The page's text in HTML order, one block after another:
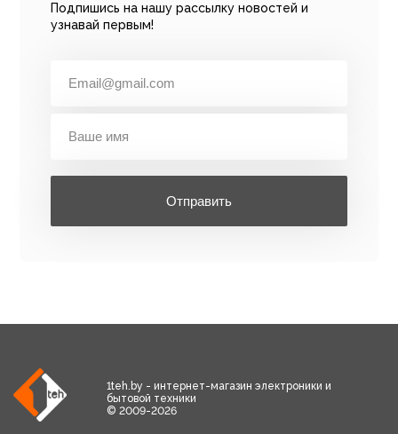
Подпишись на нашу рассылку новостей и
узнавай первым!
Отправить
1teh.by - интернет-магазин электроники и
бытовой техники
© 2009-2026